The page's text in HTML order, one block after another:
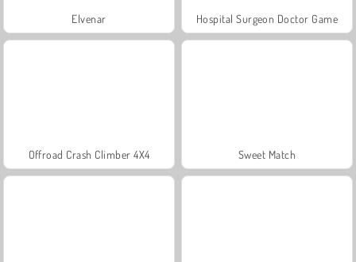
Elvenar Hospital Surgeon Doctor Game
Offroad Crash Climber 4X4 Sweet Match